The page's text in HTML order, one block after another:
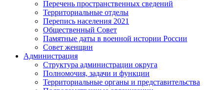
Перечень пространственных сведений
Территориальные отделы
Перепись населения 2021
Общественный Совет
Памятные даты в военной истории России
Совет женщин
Администрация
Структура администрации округа
Полномочия, задачи и функции
Территориальные органы и представительства